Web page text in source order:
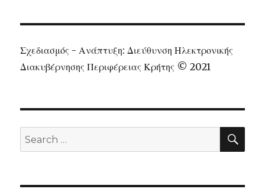
Σχεδιασμός - Ανάπτυξη: Διεύθυνση Ηλεκτρονικής
Διακυβέρνησης Περιφέρειας Κρήτης © 2021
Search
for: